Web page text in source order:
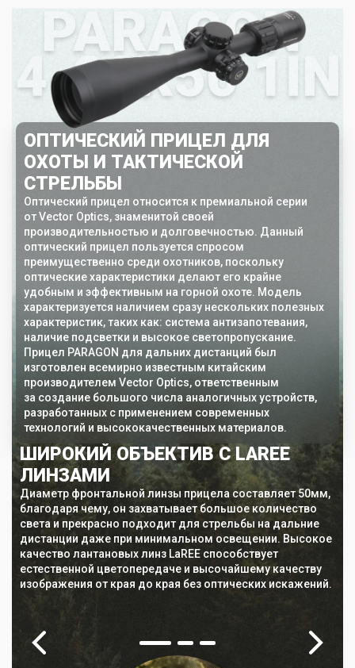
ОПТИЧЕСКИЙ ПРИЦЕЛ ДЛЯ
ОХОТЫ И ТАКТИЧЕСКОЙ
СТРЕЛЬБЫ
Оптический прицел относится к премиальной серии
от Vector Optics, знаменитой своей
производительностью и долговечностью. Данный
оптический прицел пользуется спросом
преимущественно среди охотников, поскольку
оптические характеристики делают его крайне
удобным и эффективным на горной охоте. Модель
характеризуется наличием сразу нескольких полезных
характеристик, таких как: система антизапотевания,
наличие подсветки и высокое светопропускание.
Прицел PARAGON для дальних дистанций был
изготовлен всемирно известным китайским
производителем Vector Optics, ответственным
за создание большого числа аналогичных устройств,
разработанных с применением современных
технологий и высококачественных материалов.
ШИРОКИЙ ОБЪЕКТИВ С LAREE
ЛИНЗАМИ
Диаметр фронтальной линзы прицела составляет 50мм,
благодаря чему, он захватывает большое количество
света и прекрасно подходит для стрельбы на дальние
дистанции даже при минимальном освещении. Высокое
качество лантановых линз LaREE способствует
естественной цветопередаче и высочайшему качеству
изображения от края до края без оптических искажений.